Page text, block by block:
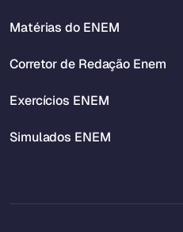
Matérias do ENEM
Corretor de Redação Enem
Exercícios ENEM
Simulados ENEM